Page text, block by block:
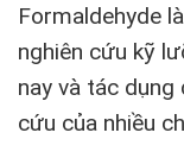
Formaldehyde
nghiên cứu kỹ
nay và tác dụng
cứu của nhiều